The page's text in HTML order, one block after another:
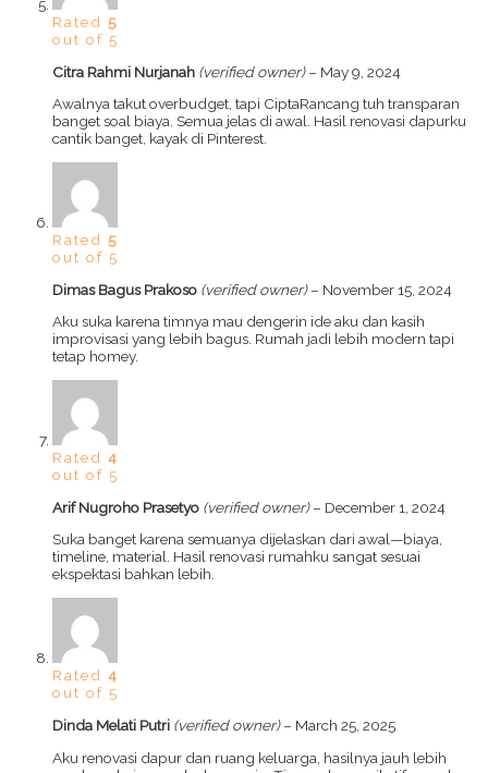
Rated 5
out of 5
Citra Rahmi Nurjanah (verified owner) – May 9, 2024
Awalnya takut overbudget, tapi CiptaRancang tuh transparan
banget soal biaya. Semua jelas di awal. Hasil renovasi dapurku
cantik banget, kayak di Pinterest.
Rated 5
out of 5
Dimas Bagus Prakoso (verified owner) – November 15, 2024
Aku suka karena timnya mau dengerin ide aku dan kasih
improvisasi yang lebih bagus. Rumah jadi lebih modern tapi
tetap homey.
Rated 4
out of 5
Arif Nugroho Prasetyo (verified owner) – December 1, 2024
Suka banget karena semuanya dijelaskan dari awal—biaya,
timeline, material. Hasil renovasi rumahku sangat sesuai
ekspektasi bahkan lebih.
Rated 4
out of 5
Dinda Melati Putri (verified owner) – March 25, 2025
Aku renovasi dapur dan ruang keluarga, hasilnya jauh lebih